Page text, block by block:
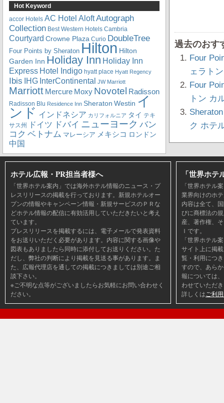
過去のおす
Four
ェラト
Four
トン カ
ク ホテ
Hot Keyword
accor Hotels AC Hotel AloftAutograph
Collection Best Western Hotels Cambria
Courtyard Crowne Plaza Curio DoubleTree
Four Points by Sheraton Hilton Hilton
Garden Inn Holiday Inn Holiday Inn
Express Hotel Indigo hyatt place Hyatt Regency
Ibis IHG InterContinental JW Marriott
Marriott Mercure Moxy Novotel Radisson
Radisson Blu Residence Inn Sheraton Westin イ
ンド インドネシア カリフォルニア タイ テキ
サス州
ドイツ ドバイ ニューヨーク バン
コク ベトナム マレーシア メキシコ ロンドン
中国
ホテル広報・PR担当者様へ
「世界ホテル案内」では海外ホテル情報のニュース・プ
レスリリースの掲載を行っております。新規ホテルオー
プンの情報やキャンペーン情報・新規サービスのＰＲな
どホテル情報の配信に有効活用していただきたいと考え
ています。
プレスリリースを掲載するには、電子メールで発表資料
をお送りいただく必要があります。内容に関する画像や
図表もありましたら同時に添付してお送りください。た
だし、弊社の判断により掲載を見送る事があります。ま
た、広報代理店を通しての掲載につきましては別途ご相
談下さい。
※ご不明な点等がございましたらお気軽にお問い合わせく
ださい。
「世界ホ
「世界ホテル
業界向けのホ
内容は全て、
びに商標法の
産、著作権、
Ｉです。
「世界ホテル
サイト上に掲
覧・利用につ
すので、あら
報については
わせていただ
詳しくはご利